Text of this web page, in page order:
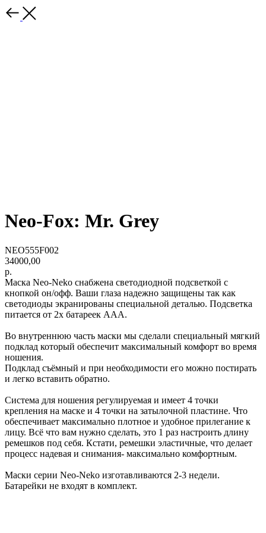
Neo-Fox: Mr. Grey
NEO555F002
34000,00
р.
Маска Neo-Neko снабжена светодиодной подсветкой с
кнопкой он/офф. Ваши глаза надежно защищены так как
светодиоды экранированы специальной деталью. Подсветка
питается от 2х батареек ААА.
Во внутреннюю часть маски мы сделали специальный мягкий
подклад который обеспечит максимальный комфорт во время
ношения.
Подклад съёмный и при необходимости его можно постирать
и легко вставить обратно.
Система для ношения регулируемая и имеет 4 точки
крепления на маске и 4 точки на затылочной пластине. Что
обеспечивает максимально плотное и удобное прилегание к
лицу. Всё что вам нужно сделать, это 1 раз настроить длину
ремешков под себя. Кстати, ремешки эластичные, что делает
процесс надевая и снимания- максимально комфортным.
Маски серии Neo-Neko изготавливаются 2-3 недели.
Батарейки не входят в комплект.